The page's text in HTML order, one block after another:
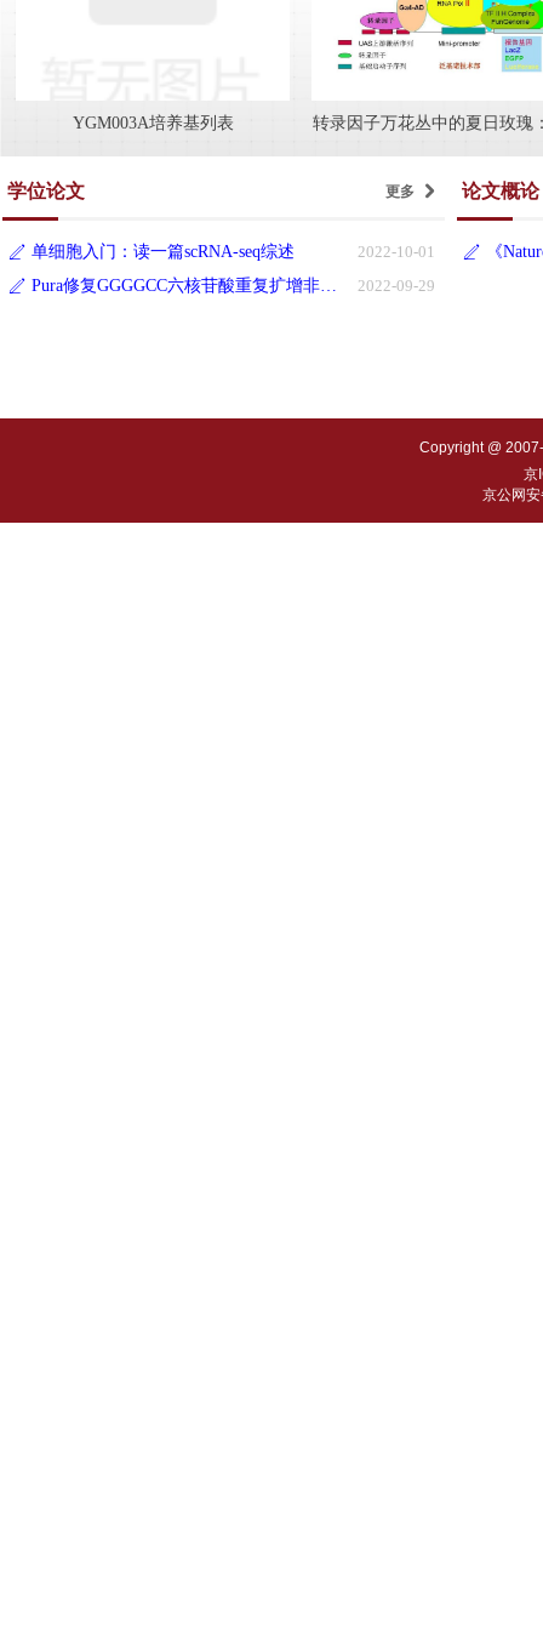
YGM003A培养基列表
转录因子万花丛中的夏日玫瑰
单杂交系统
2022-10-01
ꄅ 单细胞入门：读一篇scRNA-seq综述
2022-09-29
ꄅ Pura修复GGGGCC六核苷酸重复扩增非编码RNA介导的神经细胞毒性
更多 낑
学位论文 论文概论
ꄅ 《
Copyright @
京
京公网